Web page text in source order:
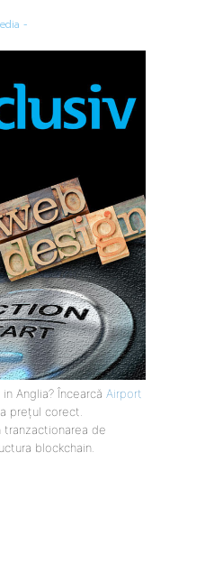
-
Anglia? Încearcă Airport
prețul corect.
de
blockchain.